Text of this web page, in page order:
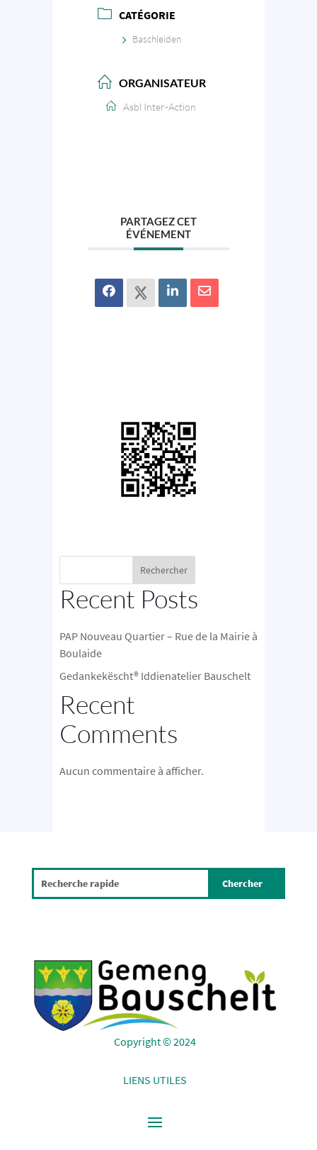
CATÉGORIE
Baschleiden
ORGANISATEUR
Asbl Inter-Action
PARTAGEZ CET
ÉVÉNEMENT
Rechercher
Recent Posts
PAP Nouveau Quartier – Rue de la Mairie à
Boulaide
Gedankekëscht® Iddienatelier Bauschelt
Recent
Comments
Aucun commentaire à afficher.
Copyright © 2024
LIENS UTILES